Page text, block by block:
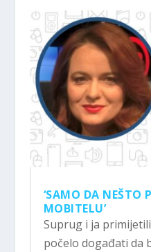
‘SAMO DA NEŠTO
MOBITELU’
Suprug i ja
počelo događati da